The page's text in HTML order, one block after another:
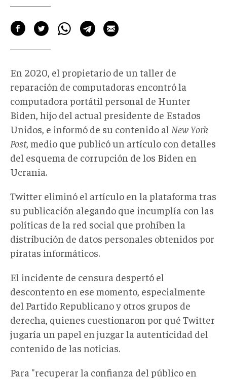
En 2020, el propietario de un taller de
reparación de computadoras encontró la
computadora portátil personal de Hunter
Biden, hijo del actual presidente de Estados
Unidos, e informó de su contenido al NewYork
Post, medio que publicó un artículo con detalles
del esquema de corrupción de los Biden en
Ucrania.
Twitter eliminó el artículo en la plataforma tras
su publicación alegando que incumplía con las
políticas de la red social que prohíben la
distribución de datos personales obtenidos por
piratas informáticos.
El incidente de censura despertó el
descontento en ese momento, especialmente
del Partido Republicano y otros grupos de
derecha, quienes cuestionaron por qué Twitter
jugaría un papel en juzgar la autenticidad del
contenido de las noticias.
Para "recuperar la confianza del público en